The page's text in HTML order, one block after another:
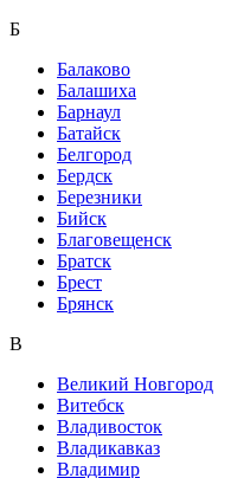
Б
Балаково
Балашиха
Барнаул
Батайск
Белгород
Бердск
Березники
Бийск
Благовещенск
Братск
Брест
Брянск
В
Великий Новгород
Витебск
Владивосток
Владикавказ
Владимир